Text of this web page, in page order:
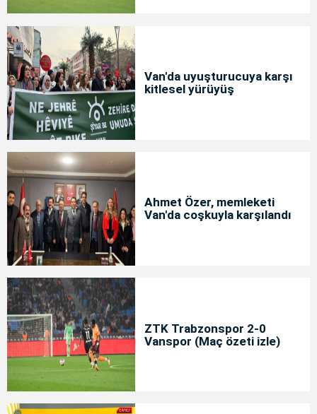
Van'da uyuşturucuya karşı
kitlesel yürüyüş
Ahmet Özer, memleketi
Van'da coşkuyla karşılandı
ZTK Trabzonspor 2-0
Vanspor (Maç özeti izle)